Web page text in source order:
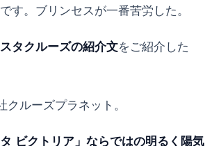
す。ブリンセスが一番苦労した。
タクルーズの紹介文をご紹介した
クルーズプラネット。
ビクトリア」ならではの明るく陽気